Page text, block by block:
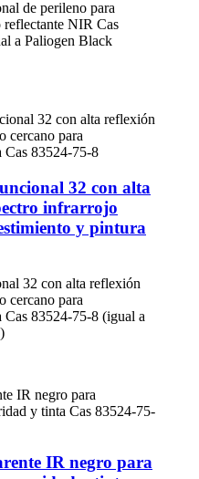
de perileno para
NIR Cas
a Paliogen Black
32 con alta
infrarrojo
y pintura
32 con alta reflexión
cercano para
83524-75-8 (igual a
IR negro para